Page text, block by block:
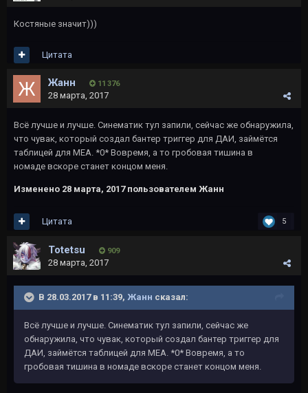
Костяные значит)))
Цитата
Жанн 11 376
28 марта, 2017
Всё лучше и лучше. Синематик тул запили, сейчас же обнаружила,
что чувак, который создал бантер триггер для ДАИ, займётся
таблицей для МЕА. *0* Вовремя, а то гробовая тишина в
номаде вскоре станет концом меня.
Изменено 28 марта, 2017пользователем Жанн
5
Цитата
Totetsu 909
28 марта, 2017
В 28.03.2017 в 11:39, Жанн сказал:
Всё лучше и лучше. Синематик тул запили, сейчас же
обнаружила, что чувак, который создал бантер триггер для
ДАИ, займётся таблицей для МЕА. *0* Вовремя, а то
гробовая тишина в номаде вскоре станет концом меня.